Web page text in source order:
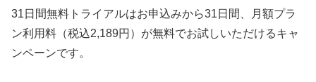
31日間無料トライアルはお申込みから31日間、月額プラ
ン利用料（税込2,189円）が無料でお試しいただけるキャ
ンペーンです。